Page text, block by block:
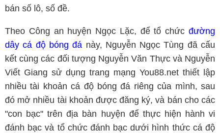
bán số lô, số đề.
Theo Công an huyện Ngọc Lặc, để tổ chức đường
dây cá độ bóng đá này, Nguyễn Ngọc Tùng đã cấu
kết cùng các đối tượng Nguyễn Văn Thực và Nguyễn
Viết Giang sử dụng trang mạng You88.net thiết lập
nhiều tài khoản cá độ bóng đá riêng của mình, sau
đó mở nhiều tài khoản được đăng ký, và bán cho các
"con bạc" trên địa bàn huyện để thực hiện hành vi
đánh bạc và tổ chức đánh bạc dưới hình thức cá độ